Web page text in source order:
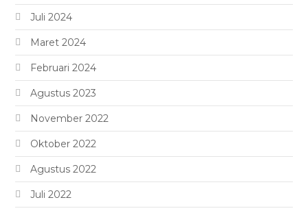
Juli 2024
Maret 2024
Februari 2024
Agustus 2023
November 2022
Oktober 2022
Agustus 2022
Juli 2022